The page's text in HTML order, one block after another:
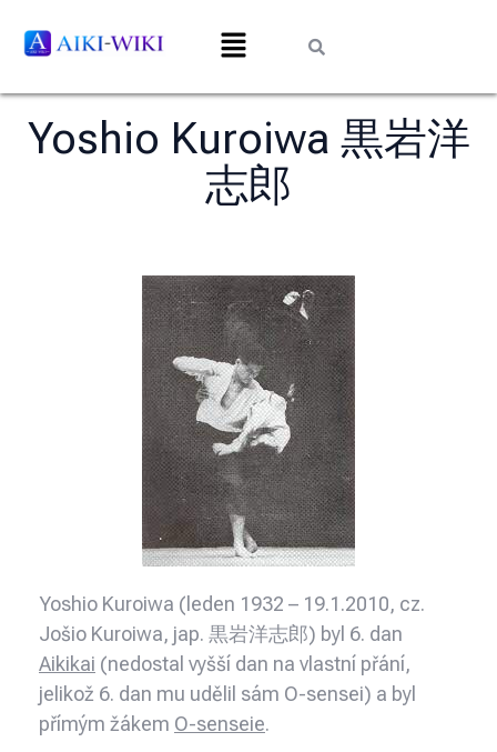
Yoshio Kuroiwa 黒岩洋
志郎
Yoshio Kuroiwa (leden 1932 – 19.1.2010, cz.
Jošio Kuroiwa, jap. 黒岩洋志郎) byl 6. dan
Aikikai (nedostal vyšší dan na vlastní přání,
jelikož 6. dan mu udělil sám O-sensei) a byl
přímým žákem O-senseie.